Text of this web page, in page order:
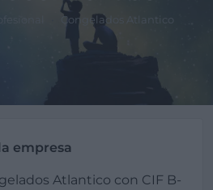
Congelados Atlantico
empresa
Atlantico con CIF B-